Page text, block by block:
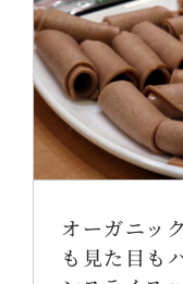
オーガニッ
も見た目も